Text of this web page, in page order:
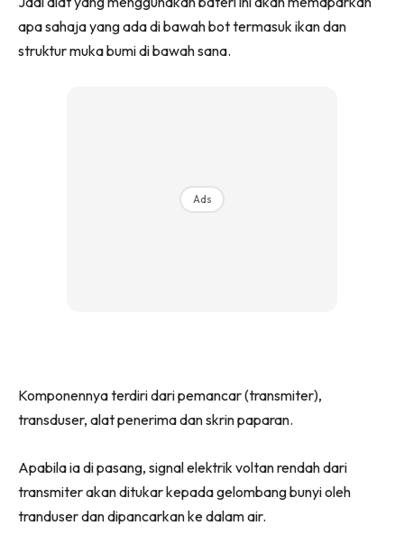
apa sahaja yang ada di bawah bot termasuk ikan dan
struktur muka bumi di bawah sana.
Ads
Komponennya terdiri dari pemancar (transmiter),
transduser, alat penerima dan skrin paparan.
Apabila ia di pasang, signal elektrik voltan rendah dari
transmiter akan ditukar kepada gelombang bunyi oleh
tranduser dan dipancarkan ke dalam air.